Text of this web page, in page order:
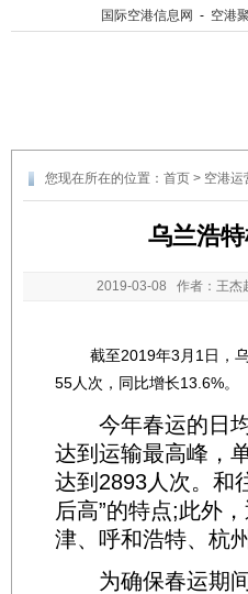
国际空港信息网 - 空港
您现在所在的位置： 首页 > 空港运
乌兰浩
2019-03-08 作者：王杰
截至2019年3月1日，乌
55人次，同比增长13.6%。
今年春运的日均
达到运输最高峰，
达到2893人次。和
后高”的特点;此外
津、呼和浩特、杭
为确保春运期间